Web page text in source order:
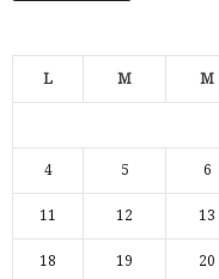
L M M
4 5 6
11 12 13
18 19 20